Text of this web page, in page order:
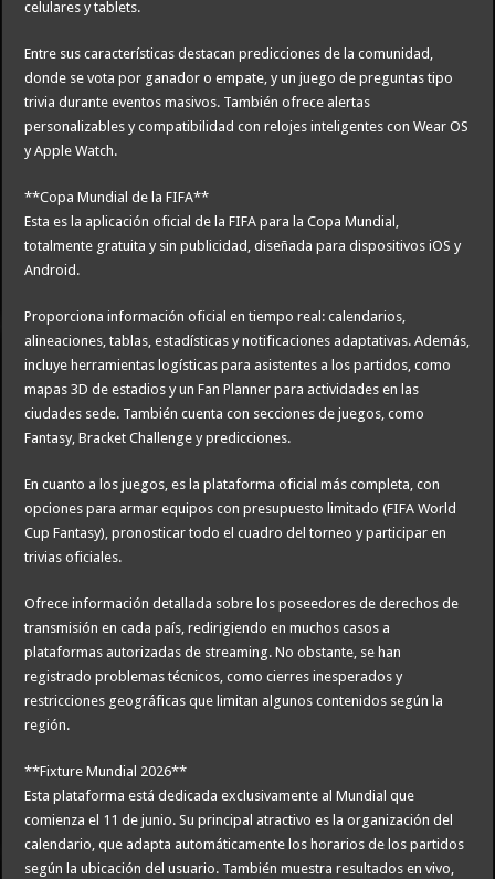
celulares y tablets.
Entre sus características destacan predicciones de la comunidad,
donde se vota por ganador o empate, y un juego de preguntas tipo
trivia durante eventos masivos. También ofrece alertas
personalizables y compatibilidad con relojes inteligentes con Wear OS
y Apple Watch.
**Copa Mundial de la FIFA**
Esta es la aplicación oficial de la FIFA para la Copa Mundial,
totalmente gratuita y sin publicidad, diseñada para dispositivos iOS y
Android.
Proporciona información oficial en tiempo real: calendarios,
alineaciones, tablas, estadísticas y notificaciones adaptativas. Además,
incluye herramientas logísticas para asistentes a los partidos, como
mapas 3D de estadios y un Fan Planner para actividades en las
ciudades sede. También cuenta con secciones de juegos, como
Fantasy, Bracket Challenge y predicciones.
En cuanto a los juegos, es la plataforma oficial más completa, con
opciones para armar equipos con presupuesto limitado (FIFA World
Cup Fantasy), pronosticar todo el cuadro del torneo y participar en
trivias oficiales.
Ofrece información detallada sobre los poseedores de derechos de
transmisión en cada país, redirigiendo en muchos casos a
plataformas autorizadas de streaming. No obstante, se han
registrado problemas técnicos, como cierres inesperados y
restricciones geográficas que limitan algunos contenidos según la
región.
**Fixture Mundial 2026**
Esta plataforma está dedicada exclusivamente al Mundial que
comienza el 11 de junio. Su principal atractivo es la organización del
calendario, que adapta automáticamente los horarios de los partidos
según la ubicación del usuario. También muestra resultados en vivo,